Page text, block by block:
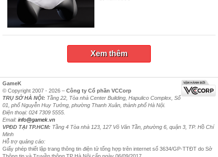
Xem thêm
GameK
© Copyright 2007 - 2026 – Công ty Cổ phần VCCorp
TRỤ SỞ HÀ NỘI: Tầng 22, Tòa nhà Center Building, Hapulico Complex, Số
01, phố Nguyễn Huy Tưởng, phường Thanh Xuân, thành phố Hà Nội.
Điện thoại: 024 7309 5555.
Email: info@gamek.vn
VPĐD TẠI TP.HCM: Tầng 4 Tòa nhà 123, 127 Võ Văn Tần, phường 6, quận 3, TP. Hồ Chí
Minh
Hỗ trợ quảng cáo:
Giấy phép thiết lập trang thông tin điện tử tổng hợp trên internet số 3634/GP-TTĐT do Sở